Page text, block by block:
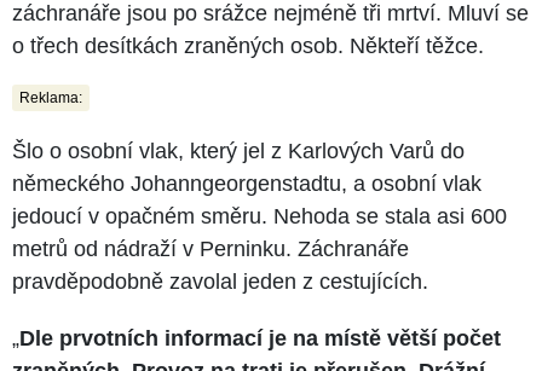
záchranáře jsou po srážce nejméně tři mrtví. Mluví se
o třech desítkách zraněných osob. Někteří těžce.
Reklama:
Šlo o osobní vlak, který jel z Karlových Varů do
německého Johanngeorgenstadtu, a osobní vlak
jedoucí v opačném směru. Nehoda se stala asi 600
metrů od nádraží v Perninku. Záchranáře
pravděpodobně zavolal jeden z cestujících.
„Dle prvotních informací je na místě větší počet